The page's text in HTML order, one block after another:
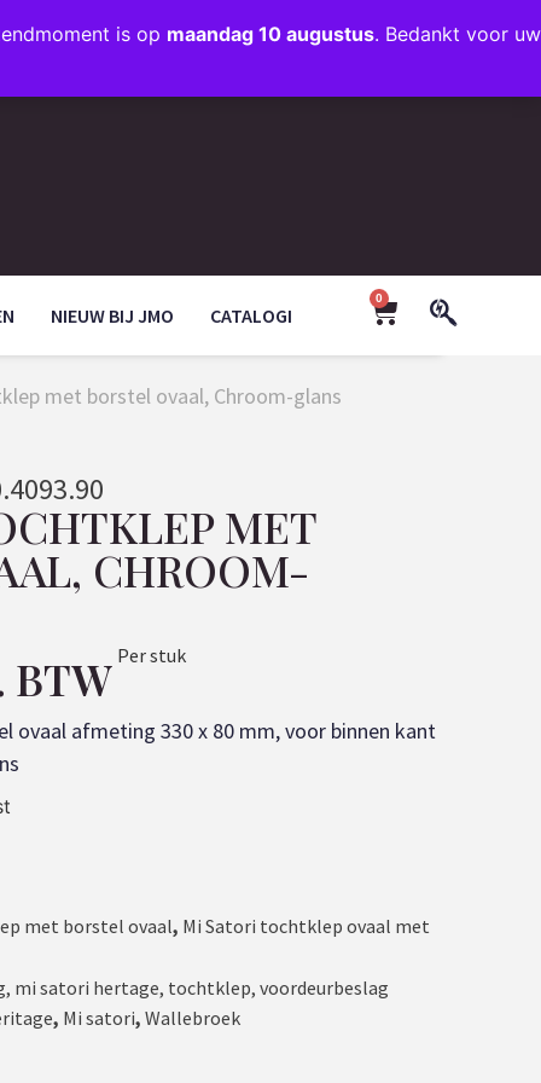
is op maandag 10 augustus. Bedankt voor uw
INFO@JMODESIGN.NL
+31 (0)35 203 1663
NIEUW BIJ JMO CATALOGI
0
met borstel ovaal, Chroom-glans
MET
CHROOM-
BTW Per stuk
ovaal afmeting 330 x 80 mm, voor binnen kant
met borstel ovaal, Mi Satori tochtklep ovaal met
, mi satori hertage, tochtklep, voordeurbeslag
, Mi satori, Wallebroek